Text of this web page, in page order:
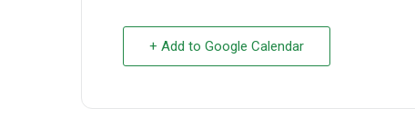
+ Add to Google Calendar